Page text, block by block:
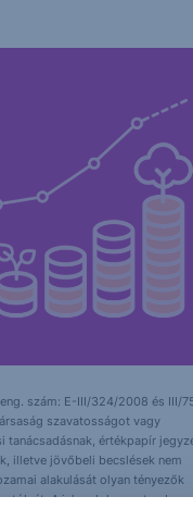
szám: E-III/324/2008 és III/
szavatosságot vagy
értékpapír
illetve jövőbeli becslések nem
alakulását olyan tényezők
át. A jelen dokumentumban